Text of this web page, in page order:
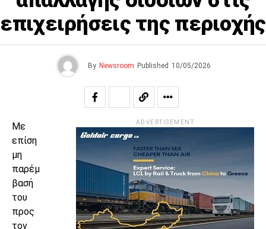
επιχειρήσεις της περιοχής
By Newsroom Published 10/05/2026
Με
επίση
μη
παρέμ
βασή
του
προς
τον
ADVERTISEMENT